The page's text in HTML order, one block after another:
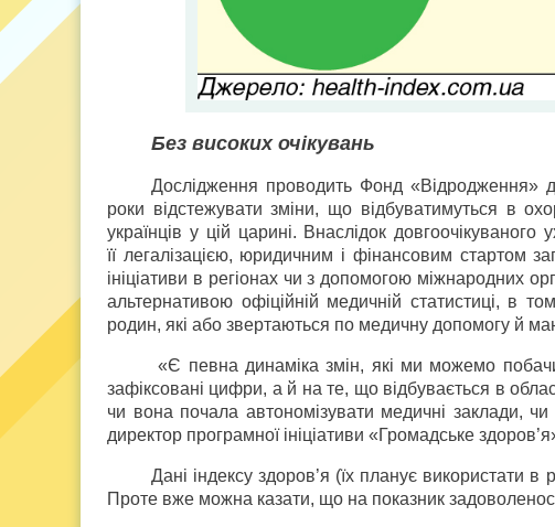
Без високих очікувань
Дослідження проводить Фонд «Відродження»
роки відстежувати зміни, що відбуватимуться в
українців у цій царині. Внаслідок
її легалізацією, юридичним і фінансовим стартом
ініціативи в регіонах чи з допомогою міжнародних
альтернативою офіційній медичній статистиці, в
родин, які або звертаються по медичну допомогу й
«Є певна динаміка змін, які ми можемо
зафіксовані цифри, а й на те, що відбувається в
чи вона почала автономізувати медичні заклади,
директор програмної ініціативи «Громадське
Дані індексу здоров’я (їх планує використати
Проте вже можна казати, що на показник